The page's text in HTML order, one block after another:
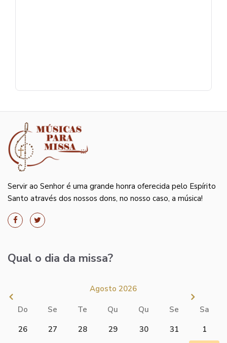
Servir ao Senhor é uma grande honra oferecida pelo Espírito
Santo através dos nossos dons, no nosso caso, a música!
Qual o dia da missa?
Agosto 2026
Do Se Te Qu Qu Se
Sa
26
27 28 29 30 31 1